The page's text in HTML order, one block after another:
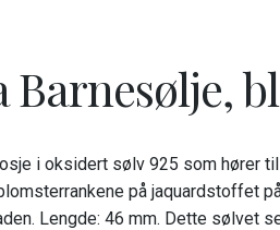
Barnesølje,
i oksidert sølv 925 som hører
på jaquardstoffet
Lengde: 46 mm. Dette sølvet